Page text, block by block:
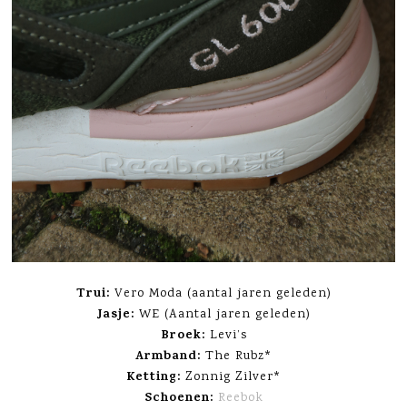
Trui: Vero Moda (aantal jaren geleden)
Jasje: WE (Aantal jaren geleden)
Broek: Levi’s
Armband: The Rubz*
Ketting: Zonnig Zilver*
Schoenen: Reebok